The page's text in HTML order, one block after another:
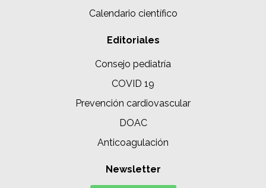
Calendario científico
Editoriales
Consejo pediatría
COVID 19
Prevención cardiovascular
DOAC
Anticoagulación
Newsletter